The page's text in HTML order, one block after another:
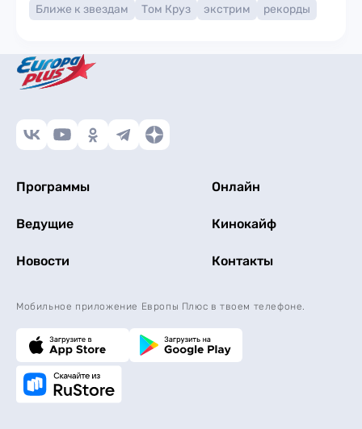
Ближе к звездам Том Круз экстрим рекорды
Программы Онлайн
Ведущие Кинокайф
Новости Контакты
Мобильное приложение Европы Плюс в твоем телефоне.